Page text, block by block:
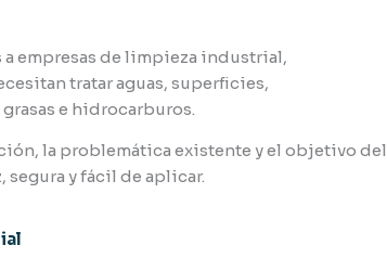
empresas de limpieza industrial,
tratar aguas, superficies,
e hidrocarburos.
la problemática existente y el objetivo del
y fácil de aplicar.